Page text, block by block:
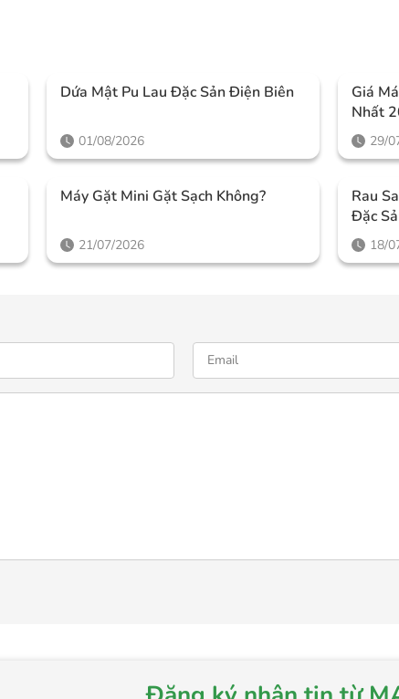
Dứa Mật Pu Lau Đặc Sản Điện Biên
01/08/2026
Giá
Nhất
29/
Máy Gặt Mini Gặt Sạch Không?
21/07/2026
Rau
Đặc
18/